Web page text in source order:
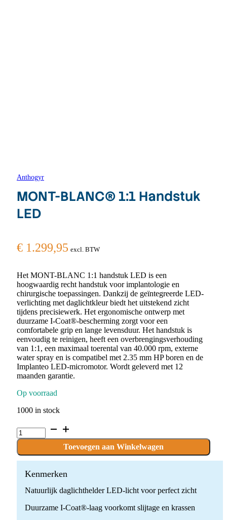
Anthogyr
MONT-BLANC® 1:1 Handstuk
LED
€ 1.299,95 excl. BTW
Het MONT-BLANC 1:1 handstuk LED is een
hoogwaardig recht handstuk voor implantologie en
chirurgische toepassingen. Dankzij de geïntegreerde LED-
verlichting met daglichtkleur biedt het uitstekend zicht
tijdens precisiewerk. Het ergonomische ontwerp met
duurzame I-Coat®-bescherming zorgt voor een
comfortabele grip en lange levensduur. Het handstuk is
eenvoudig te reinigen, heeft een overbrengingsverhouding
van 1:1, een maximaal toerental van 40.000 rpm, externe
water spray en is compatibel met 2.35 mm HP boren en de
Implanteo LED-micromotor. Wordt geleverd met 12
maanden garantie.
Op voorraad
1000 in stock
MONT-
BLANC®
Handstuk
LED
quantity
Toevoegen aan Winkelwagen
Kenmerken
Natuurlijk daglichthelder LED-licht voor perfect zicht
Duurzame I-Coat®-laag voorkomt slijtage en krassen